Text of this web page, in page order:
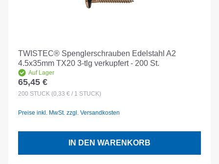
TWISTEC® Spenglerschrauben Edelstahl A2
4.5x35mm TX20 3-tlg verkupfert - 200 St.
Auf Lager
Regulärer Preis:
65,45 €
200 STÜCK (0,33 € / 1 STÜCK)
Preise inkl. MwSt. zzgl. Versandkosten
IN DEN WARENKORB